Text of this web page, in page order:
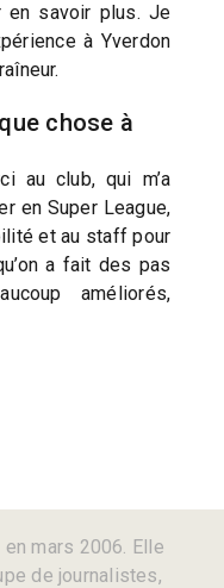
en savoir plus. Je
à Yverdon
chose à
au club, qui m’a
en Super League,
et au staff pour
a fait des pas
améliorés,
mars 2006. Elle
de journalistes,